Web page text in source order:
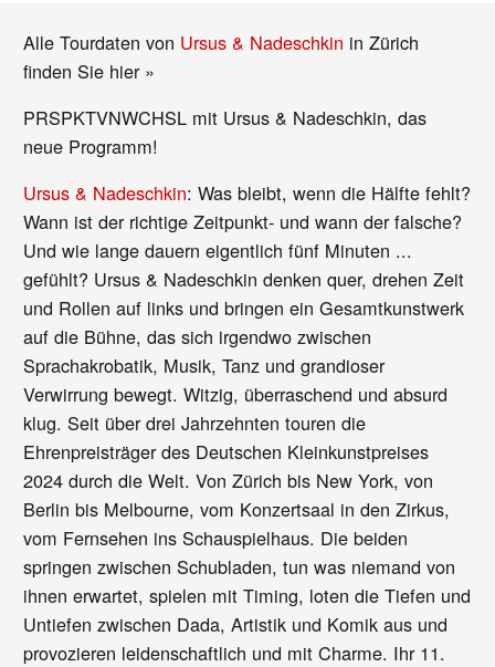
Alle Tourdaten von Ursus & Nadeschkin in Zürich
finden Sie hier »
PRSPKTVNWCHSL mit Ursus & Nadeschkin, das
neue Programm!
Ursus & Nadeschkin: Was bleibt, wenn die Hälfte fehlt?
Wann ist der richtige Zeitpunkt- und wann der falsche?
Und wie lange dauern eigentlich fünf Minuten ...
gefühlt? Ursus & Nadeschkin denken quer, drehen Zeit
und Rollen auf links und bringen ein Gesamtkunstwerk
auf die Bühne, das sich irgendwo zwischen
Sprachakrobatik, Musik, Tanz und grandioser
Verwirrung bewegt. Witzig, überraschend und absurd
klug. Seit über drei Jahrzehnten touren die
Ehrenpreisträger des Deutschen Kleinkunstpreises
2024 durch die Welt. Von Zürich bis New York, von
Berlin bis Melbourne, vom Konzertsaal in den Zirkus,
vom Fernsehen ins Schauspielhaus. Die beiden
springen zwischen Schubladen, tun was niemand von
ihnen erwartet, spielen mit Timing, loten die Tiefen und
Untiefen zwischen Dada, Artistik und Komik aus und
provozieren leidenschaftlich und mit Charme. Ihr 11.